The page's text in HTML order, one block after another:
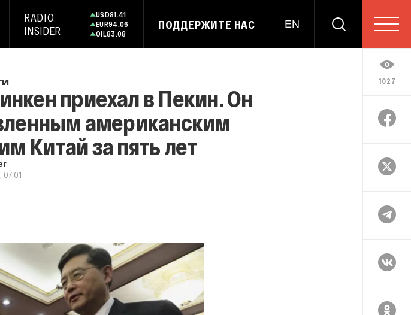
RADIO
INSIDER
USD81.41
EUR94.06
OIL83.08
ПОДДЕРЖИТЕ НАС EN
1027
приехал в Пекин. Он
американским
Китай за пять лет
07:01